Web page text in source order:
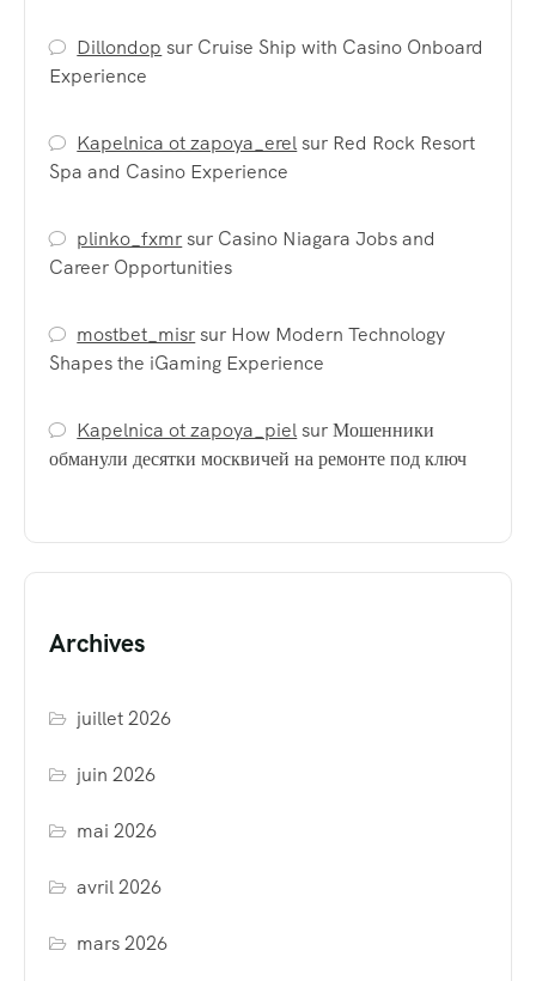
Dillondop sur Cruise Ship with Casino Onboard
Experience
Kapelnica ot zapoya_erelsur Red Rock Resort
Spa and Casino Experience
plinko_fxmrsur Casino Niagara Jobs and
Career Opportunities
mostbet_misrsur How Modern Technology
Shapes the iGaming Experience
Kapelnica ot zapoya_pielsurМошенники
обманули десятки москвичей на ремонте под ключ
Archives
juillet 2026
juin 2026
mai 2026
avril 2026
mars 2026